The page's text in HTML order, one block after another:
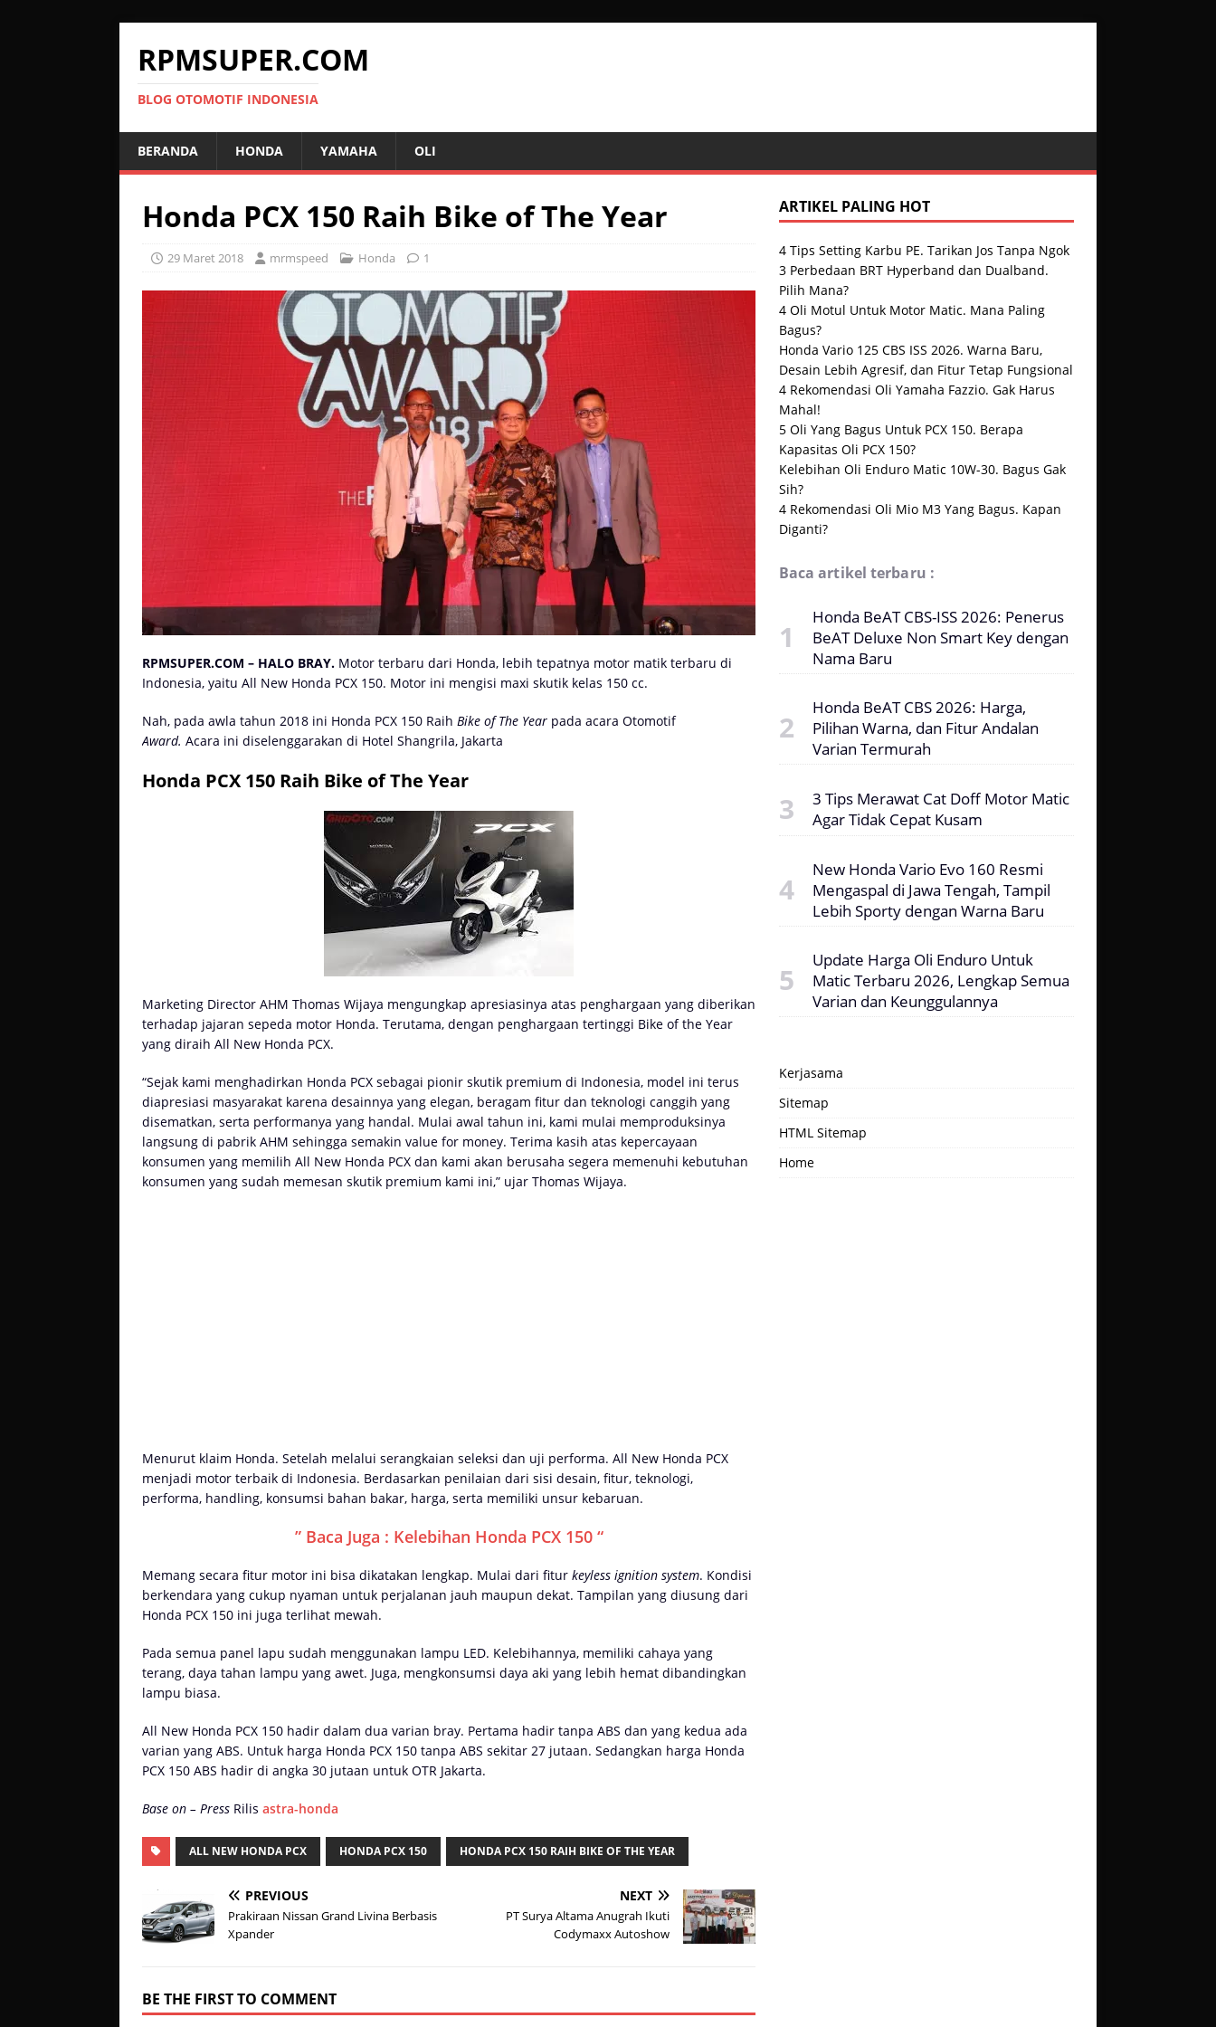
RPMSUPER.COM
BLOG OTOMOTIF INDONESIA
BERANDA HONDA YAMAHA OLI
Honda PCX 150 Raih Bike of The Year
29 Maret 2018 mrmspeed Honda 1
RPMSUPER.COM – HALO BRAY. Motor terbaru dari Honda, lebih tepatnya motor matik terbaru di
Indonesia, yaitu All New Honda PCX 150. Motor ini mengisi maxi skutik kelas 150 cc.
Nah, pada awla tahun 2018 ini Honda PCX 150 Raih Bike of The Year pada acara Otomotif
Award. Acara ini diselenggarakan di Hotel Shangrila, Jakarta
Honda PCX 150 Raih Bike of The Year
Marketing Director AHM Thomas Wijaya mengungkap apresiasinya atas penghargaan yang diberikan
terhadap jajaran sepeda motor Honda. Terutama, dengan penghargaan tertinggi Bike of the Year
yang diraih All New Honda PCX.
“Sejak kami menghadirkan Honda PCX sebagai pionir skutik premium di Indonesia, model ini terus
diapresiasi masyarakat karena desainnya yang elegan, beragam fitur dan teknologi canggih yang
disematkan, serta performanya yang handal. Mulai awal tahun ini, kami mulai memproduksinya
langsung di pabrik AHM sehingga semakin value for money. Terima kasih atas kepercayaan
konsumen yang memilih All New Honda PCX dan kami akan berusaha segera memenuhi kebutuhan
konsumen yang sudah memesan skutik premium kami ini,” ujar Thomas Wijaya.
Menurut klaim Honda. Setelah melalui serangkaian seleksi dan uji performa. All New Honda PCX
menjadi motor terbaik di Indonesia. Berdasarkan penilaian dari sisi desain, fitur, teknologi,
performa, handling, konsumsi bahan bakar, harga, serta memiliki unsur kebaruan.
” Baca Juga : Kelebihan Honda PCX 150 “
Memang secara fitur motor ini bisa dikatakan lengkap. Mulai dari fitur keyless ignition system. Kondisi
berkendara yang cukup nyaman untuk perjalanan jauh maupun dekat. Tampilan yang diusung dari
Honda PCX 150 ini juga terlihat mewah.
Pada semua panel lapu sudah menggunakan lampu LED. Kelebihannya, memiliki cahaya yang
terang, daya tahan lampu yang awet. Juga, mengkonsumsi daya aki yang lebih hemat dibandingkan
lampu biasa.
All New Honda PCX 150 hadir dalam dua varian bray. Pertama hadir tanpa ABS dan yang kedua ada
varian yang ABS. Untuk harga Honda PCX 150 tanpa ABS sekitar 27 jutaan. Sedangkan harga Honda
PCX 150 ABS hadir di angka 30 jutaan untuk OTR Jakarta.
Base on – Press Rilis astra-honda
ALL NEW HONDA PCX HONDA PCX 150 HONDA PCX 150 RAIH BIKE OF THE YEAR
PREVIOUS
Prakiraan Nissan Grand Livina Berbasis
Xpander
NEXT
PT Surya Altama Anugrah Ikuti
Codymaxx Autoshow
BE THE FIRST TO COMMENT
ARTIKEL PALING HOT
4 Tips Setting Karbu PE. Tarikan Jos Tanpa Ngok
3 Perbedaan BRT Hyperband dan Dualband.
Pilih Mana?
4 Oli Motul Untuk Motor Matic. Mana Paling
Bagus?
Honda Vario 125 CBS ISS 2026. Warna Baru,
Desain Lebih Agresif, dan Fitur Tetap Fungsional
4 Rekomendasi Oli Yamaha Fazzio. Gak Harus
Mahal!
5 Oli Yang Bagus Untuk PCX 150. Berapa
Kapasitas Oli PCX 150?
Kelebihan Oli Enduro Matic 10W-30. Bagus Gak
Sih?
4 Rekomendasi Oli Mio M3 Yang Bagus. Kapan
Diganti?
Baca artikel terbaru :
Honda BeAT CBS-ISS 2026: Penerus
BeAT Deluxe Non Smart Key dengan
Nama Baru
Honda BeAT CBS 2026: Harga,
Pilihan Warna, dan Fitur Andalan
Varian Termurah
3 Tips Merawat Cat Doff Motor Matic
Agar Tidak Cepat Kusam
New Honda Vario Evo 160 Resmi
Mengaspal di Jawa Tengah, Tampil
Lebih Sporty dengan Warna Baru
Update Harga Oli Enduro Untuk
Matic Terbaru 2026, Lengkap Semua
Varian dan Keunggulannya
Kerjasama
Sitemap
HTML Sitemap
Home